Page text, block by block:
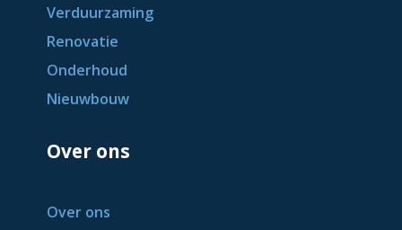
Verduurzaming
Renovatie
Onderhoud
Nieuwbouw
Over ons
Over ons